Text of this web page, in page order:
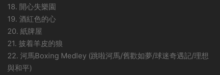
18. 開心失樂園
19. 酒紅色的心
20. 紙牌屋
21. 披着羊皮的狼
22. 河馬Boxing Medley (跳啦河馬/舊歡如夢/球迷奇遇記/理想
與和平)